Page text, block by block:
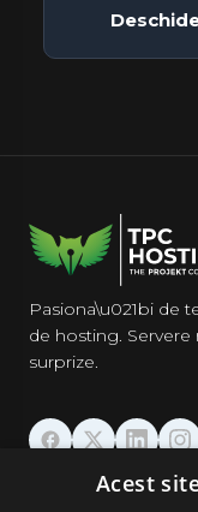
Pasiona\u021bi de
de hosting. Servere
surprize.
GĂZDUIRE
Acest